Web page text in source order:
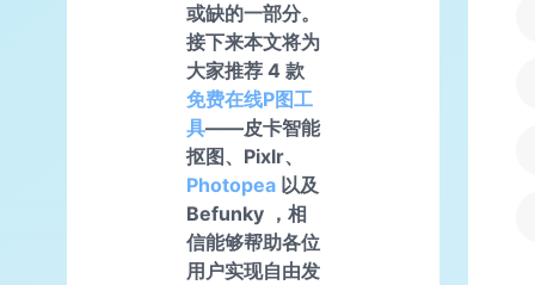
或缺的一部分。
接下来本文将为
大家推荐 4 款
免费在线P图工
具——皮卡智能
抠图、Pixlr、
Photopea 以及
Befunky ，相
信能够帮助各位
用户实现自由发